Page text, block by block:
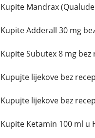
Kupite Mandrax
Kupite Adderall 30 mg
Kupite Subutex 8 mg
Kupujte lijekove bez
Kupujte lijekove bez
Kupite Ketamin 100 ml u